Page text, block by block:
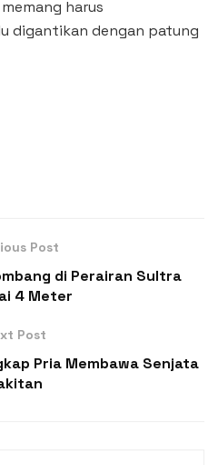
harus
digantikan dengan patung
Post
di Perairan Sultra
4 Meter
Post
Pria Membawa Senjata